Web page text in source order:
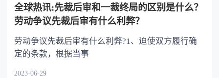
全球热讯:先裁后审和一裁终局的区别是什么？
劳动争议先裁后审有什么利弊？
劳动争议先裁后审有什么利弊?1、迫使双方履行确
定的条款，根据当事
2023-06-29